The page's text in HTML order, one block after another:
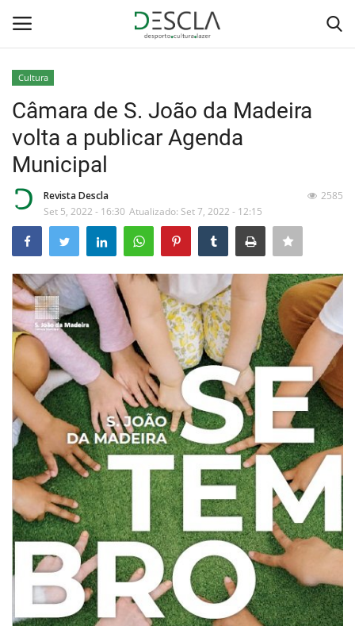
Home
Desporto
Sobre Nós
Educação
Estatuto Editorial
Saúde
Ficha técnica
Cultura
Lazer
Ambiente
Cultura
Câmara de S. João da Madeira
volta a publicar Agenda
Municipal
Revista Descla
Set 5, 2022 - 16:30 Atualizado: Set 7, 2022 - 12:15
2585